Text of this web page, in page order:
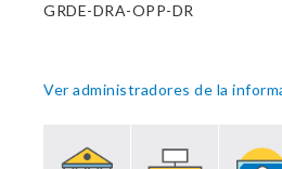
GRDE-DRA-OPP-DR
Ver administradores de la